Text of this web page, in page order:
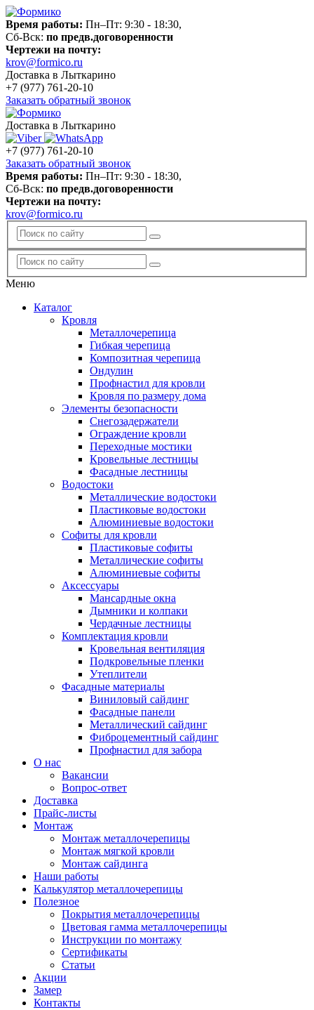
Время работы: Пн–Пт: 9:30 - 18:30,
Сб-Вск: по предв.договоренности
Чертежи на почту:
krov@formico.ru
Доставка в Лыткарино
+7 (977) 761-20-10
Заказать обратный звонок
Доставка в Лыткарино
+7 (977) 761-20-10
Заказать обратный звонок
Время работы: Пн–Пт: 9:30 - 18:30,
Сб-Вск: по предв.договоренности
Чертежи на почту:
krov@formico.ru
Меню
Каталог
Кровля
Металлочерепица
Гибкая черепица
Композитная черепица
Ондулин
Профнастил для кровли
Кровля по размеру дома
Элементы безопасности
Снегозадержатели
Ограждение кровли
Переходные мостики
Кровельные лестницы
Фасадные лестницы
Водостоки
Металлические водостоки
Пластиковые водостоки
Алюминиевые водостоки
Софиты для кровли
Пластиковые софиты
Металлические софиты
Алюминиевые софиты
Аксессуары
Мансардные окна
Дымники и колпаки
Чердачные лестницы
Комплектация кровли
Кровельная вентиляция
Подкровельные пленки
Утеплители
Фасадные материалы
Виниловый сайдинг
Фасадные панели
Металлический сайдинг
Фиброцементный сайдинг
Профнастил для забора
О нас
Вакансии
Вопрос-ответ
Доставка
Прайс-листы
Монтаж
Монтаж металлочерепицы
Монтаж мягкой кровли
Монтаж сайдинга
Наши работы
Калькулятор металлочерепицы
Полезное
Покрытия металлочерепицы
Цветовая гамма металлочерепицы
Инструкции по монтажу
Сертификаты
Статьи
Акции
Замер
Контакты